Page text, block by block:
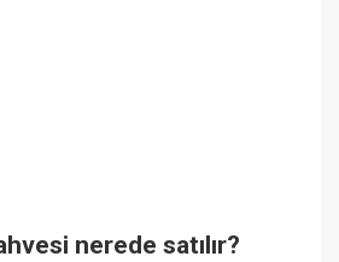
nerede satılır?